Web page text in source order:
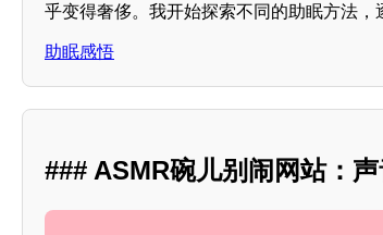
乎变得奢侈。我开始探索不同的助眠方法，
助眠感悟
### ASMR碗儿别闹网站：